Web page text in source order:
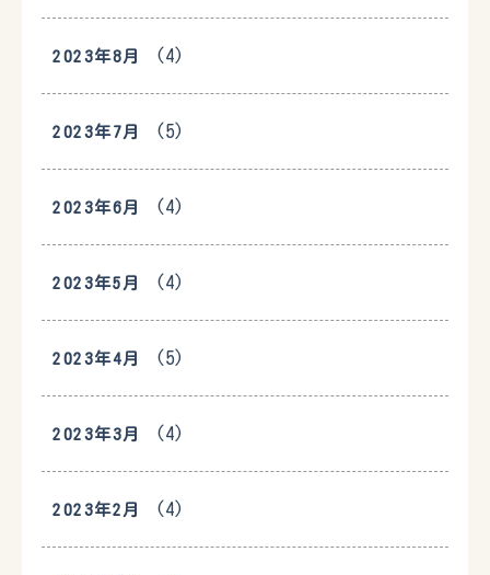
2023年8月 (4)
2023年7月 (5)
2023年6月 (4)
2023年5月 (4)
2023年4月 (5)
2023年3月 (4)
2023年2月 (4)